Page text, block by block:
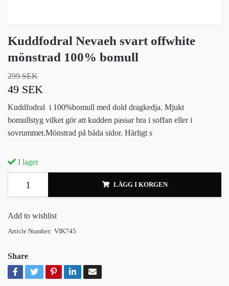
Kuddfodral Nevaeh svart offwhite
mönstrad 100% bomull
299 SEK
49 SEK
Kuddfodral i 100%bomull med dold dragkedja. Mjukt
bomullstyg vilket gör att kudden passar bra i soffan eller i
sovrummet.Mönstrad på båda sidor. Härligt s
I lager
LÄGG I KORGEN
Add to wishlist
Article Number: VIK745
Share